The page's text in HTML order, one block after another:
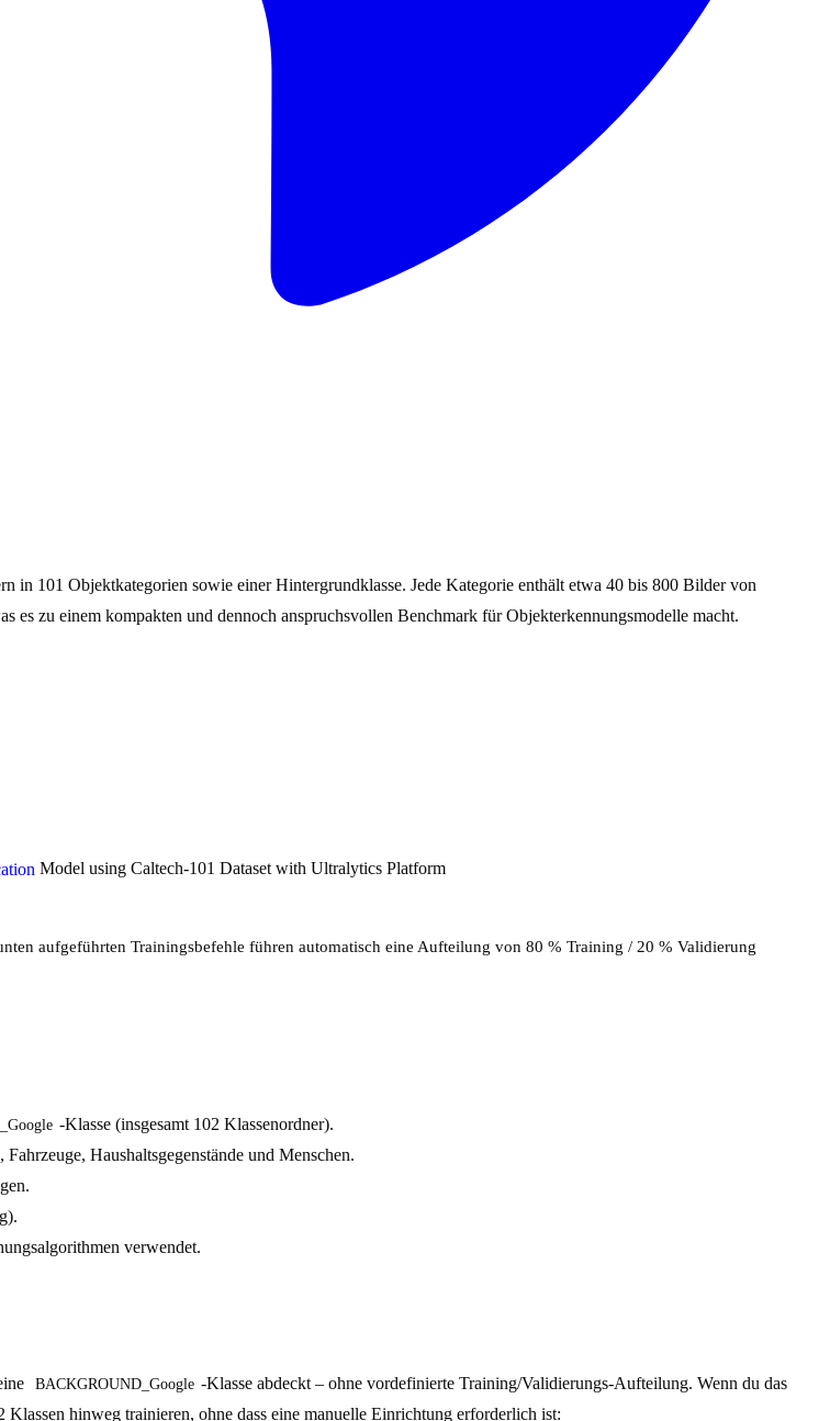
in 101 Objektkategorien sowie einer Hintergrundklasse. Jede Kategorie enthält etwa 40 bis 800 Bilder von
es zu einem kompakten und dennoch anspruchsvollen Benchmark für Objekterkennungsmodelle macht.
Model using Caltech-101 Dataset with Ultralytics Platform
aufgeführten Trainingsbefehle führen automatisch eine Aufteilung von 80 % Training / 20 % Validierung
-Klasse (insgesamt 102 Klassenordner).
Haushaltsgegenstände und Menschen.
verwendet.
BACKGROUND_Google -Klasse abdeckt – ohne vordefinierte Training/Validierungs-Aufteilung. Wenn du das
hinweg trainieren, ohne dass eine manuelle Einrichtung erforderlich ist: